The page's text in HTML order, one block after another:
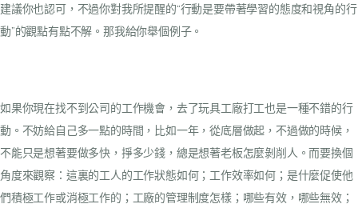
建議你也認可，不過你對我所提醒的“行動是要帶著學習的態度和視角的行
動”的觀點有點不解。那我給你舉個例子。
如果你現在找不到公司的工作機會，去了玩具工廠打工也是一種不錯的行
動。不妨給自己多一點的時間，比如一年，從底層做起，不過做的時候，
不能只是想著要做多快，掙多少錢，總是想著老板怎麼剝削人。而要換個
角度來觀察：這裏的工人的工作狀態如何；工作效率如何；是什麼促使他
們積極工作或消極工作的；工廠的管理制度怎樣；哪些有效，哪些無效；